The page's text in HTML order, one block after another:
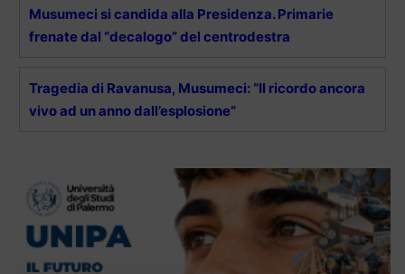
Musumeci si candida alla Presidenza. Primarie
frenate dal “decalogo” del centrodestra
Tragedia di Ravanusa, Musumeci: “Il ricordo ancora
vivo ad un anno dall’esplosione”